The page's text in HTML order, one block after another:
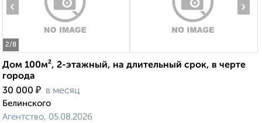
2/8
‹ ›
Дом 100м², 2-этажный, на длительный срок, в черте
города
30 000 ₽ в месяц
Белинского
Агентство, 05.08.2026